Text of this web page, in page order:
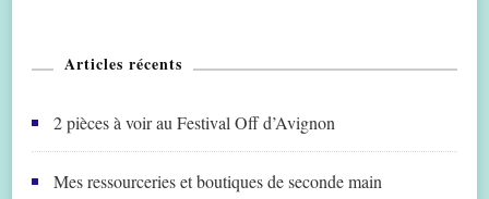
Articles récents
2 pièces à voir au Festival Off d’Avignon
Mes ressourceries et boutiques de seconde main